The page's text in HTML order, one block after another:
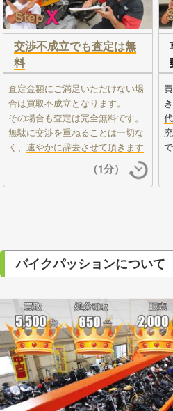
交渉不成立でも査定は無
料
査定金額にご満足いただけない場
合は買取不成立となります。
その場合も査定は完全無料です。
無駄に交渉を重ねることは一切な
く、 速やかに辞去させて頂きます
（1分）
バイクパッションについて